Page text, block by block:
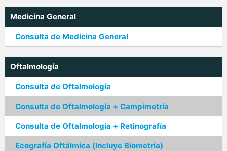
Medicina General
Consulta de Medicina General
Oftalmología
Consulta de Oftalmología
Consulta de Oftalmología + Campimetría
Consulta de Oftalmología + Retinografía
Ecografía Oftálmica (Incluye Biometría)